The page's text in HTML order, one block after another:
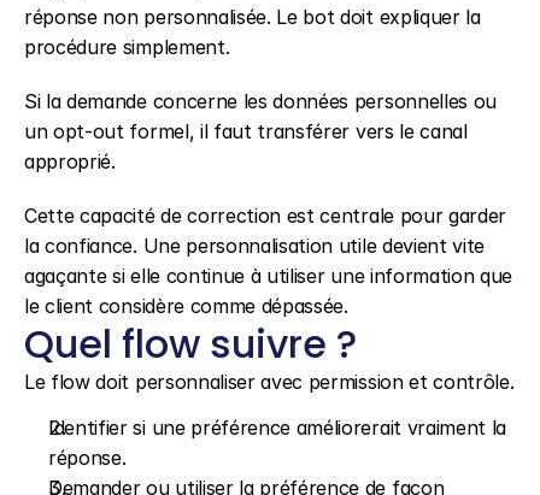
réponse non personnalisée. Le bot doit expliquer la
procédure simplement.
Si la demande concerne les données personnelles ou
un opt-out formel, il faut transférer vers le canal
approprié.
Cette capacité de correction est centrale pour garder
la confiance. Une personnalisation utile devient vite
agaçante si elle continue à utiliser une information que
le client considère comme dépassée.
Quel flow suivre ?
Le flow doit personnaliser avec permission et contrôle.
Identifier si une préférence améliorerait vraiment la
réponse.
Demander ou utiliser la préférence de façon